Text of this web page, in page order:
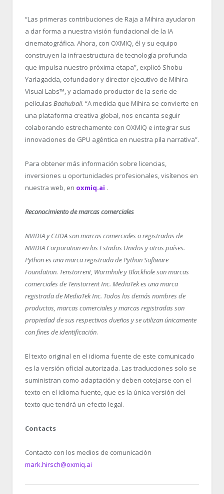
“Las primeras contribuciones de Raja a Mihira ayudaron
a dar forma a nuestra visión fundacional de la IA
cinematográfica. Ahora, con OXMIQ, él y su equipo
construyen la infraestructura de tecnología profunda
que impulsa nuestro próxima etapa”, explicó Shobu
Yarlagadda, cofundador y director ejecutivo de Mihira
Visual Labs™, y aclamado productor de la serie de
películas Baahubali. “A medida que Mihira se convierte en
una plataforma creativa global, nos encanta seguir
colaborando estrechamente con OXMIQ e integrar sus
innovaciones de GPU agéntica en nuestra pila narrativa”.
Para obtener más información sobre licencias,
inversiones u oportunidades profesionales, visítenos en
nuestra web, en oxmiq.ai .
Reconocimiento de marcas comerciales
NVIDIA y CUDA son marcas comerciales o registradas de
NVIDIA Corporation en los Estados Unidos y otros países.
Python es una marca registrada de Python Software
Foundation. Tenstorrent, Wormhole y Blackhole son marcas
comerciales de Tenstorrent Inc. MediaTek es una marca
registrada de MediaTek Inc. Todos los demás nombres de
productos, marcas comerciales y marcas registradas son
propiedad de sus respectivos dueños y se utilizan únicamente
con fines de identificación.
El texto original en el idioma fuente de este comunicado
es la versión oficial autorizada. Las traducciones solo se
suministran como adaptación y deben cotejarse con el
texto en el idioma fuente, que es la única versión del
texto que tendrá un efecto legal.
Contacts
Contacto con los medios de comunicación
mark.hirsch@oxmiq.ai